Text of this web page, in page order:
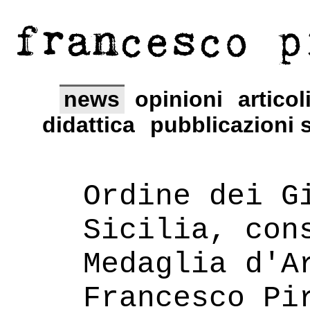
francesco
news opinioni
didattica
pubblicazioni
Ordine dei
Sicilia,
Medaglia
Francesco